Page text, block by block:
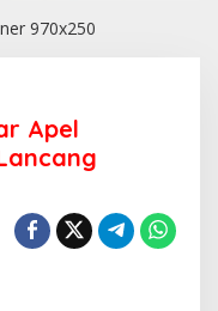
Apel